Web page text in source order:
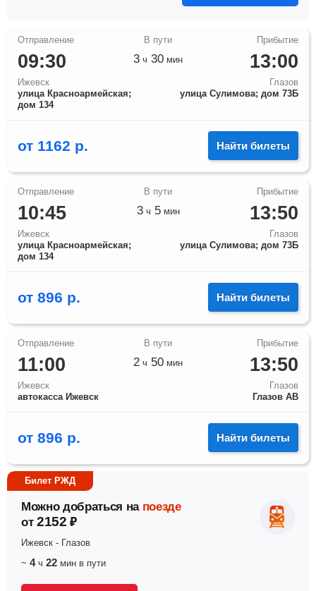
09:30
Ижевск
улица Красноармейская;
дом 134
13:00
Глазов
улица Сулимова; дом 73Б
3 ч 30 мин
от 1162 р. Найти билеты
10:45
Ижевск
улица Красноармейская;
дом 134
13:50
Глазов
улица Сулимова; дом 73Б
3ч 5мин
от 896 р. Найти билеты
11:00
Ижевск
автокасса Ижевск
13:50
Глазов
Глазов АВ
2 ч 50 мин
от 896 р. Найти билеты
Билет РЖД
Можно добраться на поезде
от 2152 ₽
Ижевск - Глазов
~ 4 ч 22 мин в пути